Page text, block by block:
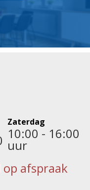
Zaterdag
10:00 - 16:00
uur
afspraak